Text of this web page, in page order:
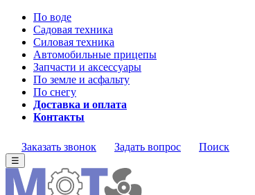
По воде
Садовая техника
Силовая техника
Автомобильные прицепы
Запчасти и аксессуары
По земле и асфальту
По снегу
Доставка и оплата
Контакты
Заказать звонок Задать вопрос Поиск
☰